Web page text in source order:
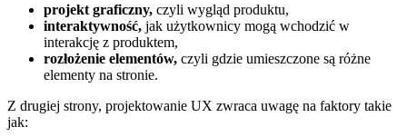
projekt graficzny, czyli wygląd produktu,
interaktywność, jak użytkownicy mogą wchodzić w
interakcję z produktem,
rozłożenie elementów, czyli​ gdzie umieszczone są różne
elementy na stronie.
Z drugiej strony, projektowanie UX zwraca uwagę na faktory takie
jak: